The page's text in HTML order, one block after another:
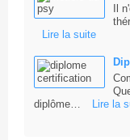
Il
Lire la suite
diplôme…
Lire la